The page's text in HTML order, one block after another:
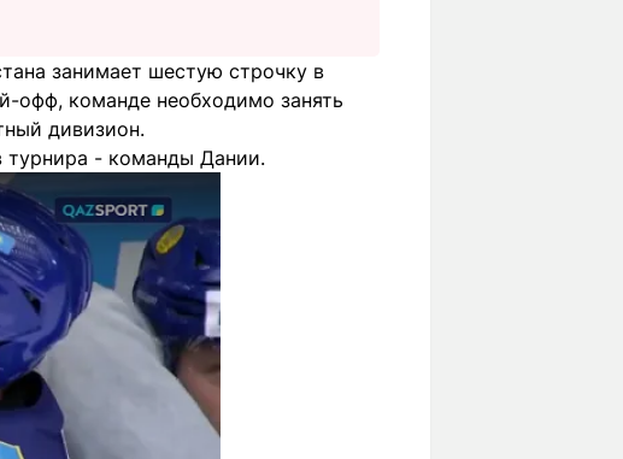
занимает шестую строчку в
офф, команде необходимо занять
дивизион.
турнира - команды Дании.